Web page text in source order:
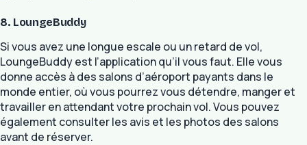
8. LoungeBuddy
Si vous avez une longue escale ou un retard de vol,
LoungeBuddy est l’application qu’il vous faut. Elle vous
donne accès à des salons d’aéroport payants dans le
monde entier, où vous pourrez vous détendre, manger et
travailler en attendant votre prochain vol. Vous pouvez
également consulter les avis et les photos des salons
avant de réserver.